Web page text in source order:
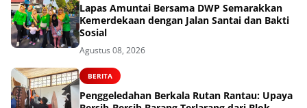
Lapas Amuntai Bersama DWP Semarakkan
Kemerdekaan dengan Jalan Santai dan Bakti
Sosial
Agustus 08, 2026
BERITA
Penggeledahan Berkala Rutan Rantau: Upaya